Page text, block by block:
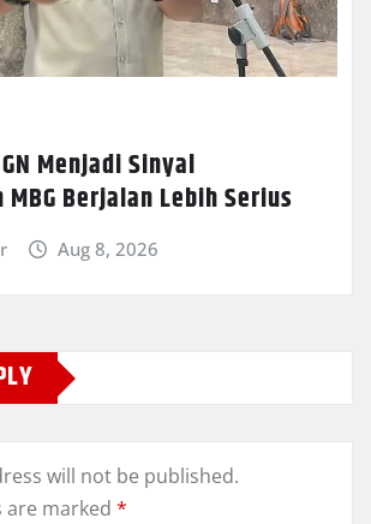
Menjadi Sinyal
MBG Berjalan Lebih Serius
Aug 8, 2026
will not be published.
are marked *